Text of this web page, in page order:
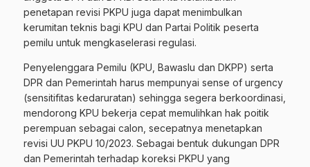
penetapan revisi PKPU juga dapat menimbulkan
kerumitan teknis bagi KPU dan Partai Politik peserta
pemilu untuk mengkaselerasi regulasi.
Penyelenggara Pemilu (KPU, Bawaslu dan DKPP) serta
DPR dan Pemerintah harus mempunyai sense of urgency
(sensitifitas kedaruratan) sehingga segera berkoordinasi,
mendorong KPU bekerja cepat memulihkan hak poitik
perempuan sebagai calon, secepatnya menetapkan
revisi UU PKPU 10/2023. Sebagai bentuk dukungan DPR
dan Pemerintah terhadap koreksi PKPU yang